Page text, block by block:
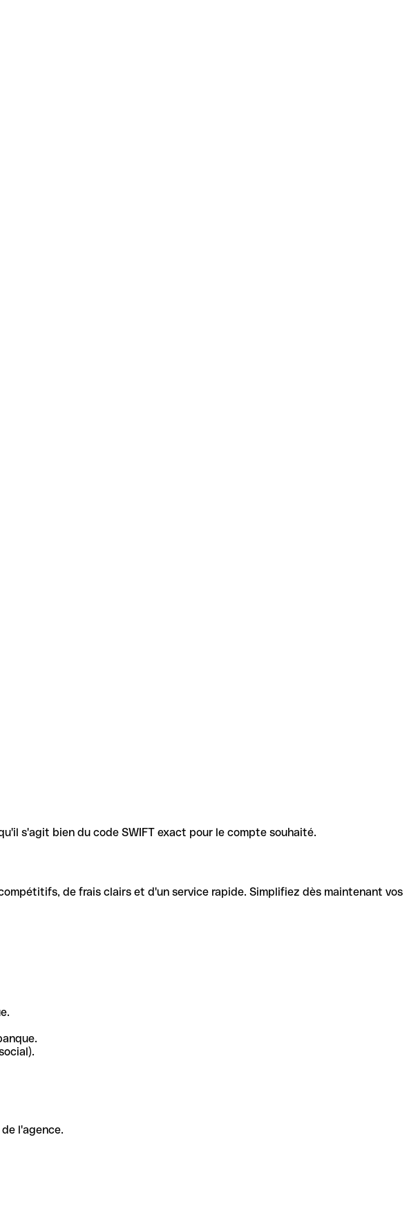
s'agit bien du code SWIFT exact pour le compte souhaité.
de frais clairs et d'un service rapide. Simplifiez dès maintenant vos
l'agence.